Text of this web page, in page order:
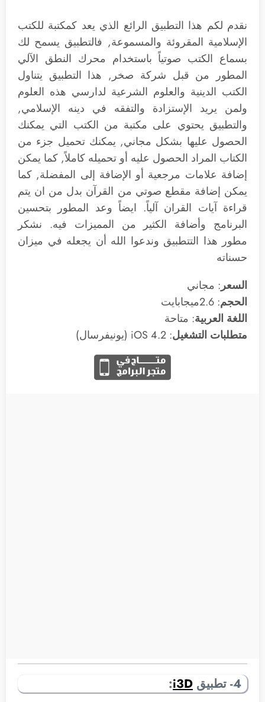
نقدم لكم هذا التطبيق الرائع الذي يعد كمكتبة للكتب
الإسلامية المقروئة والمسموعة, فالتطبيق يسمح لك
بسماع الكتب صوتياً باستخدام محرك النطق الآلي
المطور من قبل شركة صخر, هذا التطبيق يتناول
الكتب الدينية والعلوم الشرعية لدارسي هذه العلوم
ولمن يريد الإستزادة والتفقه في دينه الإسلامي,
والتطبيق يحتوي على مكتبة من الكتب التي يمكنك
الحصول عليها بشكل مجاني, يمكنك تحميل جزء من
الكتاب المراد الحصول عليه أو تحميله كاملاً, كما يمكن
إضافة علامات مرجعية أو الإضافة إلى المفضلة, كما
يمكن إضافة مقطع صوتي من القرآن بدل من ان يتم
قراءة آيات القران آلياً. ايضاً وعد المطور بتحسين
البرنامج وأضافة الكثير من المميزات فيه. نشكر
مطور هذا التتطبيق وندعوا الله أن يجعله في ميزان
حسناته
السعر: مجاني
الحجم: 2.6ميجابايت
اللغة العربية: متاحة
متطلبات التشغيل: 4.2 iOS (يونيفرسال)
4- تطبيق i3D
: